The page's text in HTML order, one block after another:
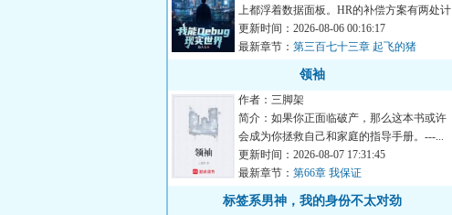
上都浮着数据面板。HR的补偿方案有两处计
算错误他当场多拿了四万...
更新时间：2026-08-06 00:16:17
最新章节： 第三百七十三章 起飞的猪
领袖
作者：三脚架
简介：如果你正面临破产，那么这本书或许
会成为你拯救自己和家庭的指导手册。---...
更新时间：2026-08-07 17:31:45
最新章节： 第66章 我保证
标签系男神，我的身份不太对劲